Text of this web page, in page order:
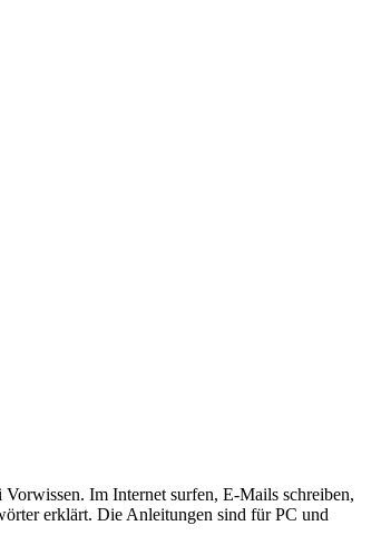
Im Internet surfen, E-Mails schreiben,
erklärt. Die Anleitungen sind für PC und